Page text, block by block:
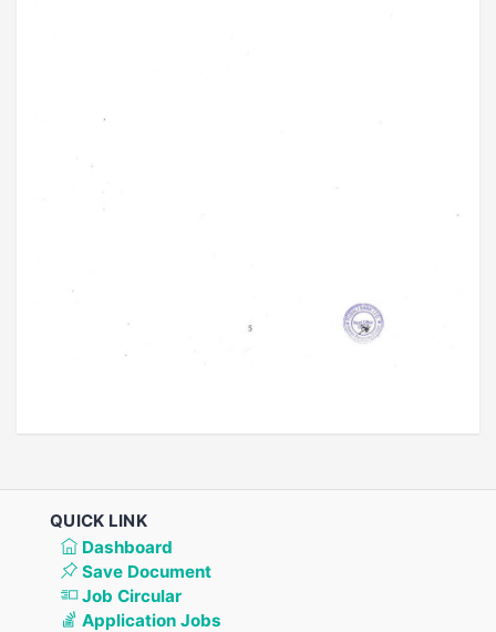
QUICK LINK
Dashboard
Save Document
Job Circular
Application Jobs